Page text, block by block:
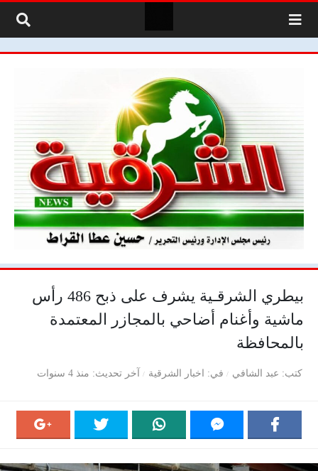
بيطري الشرقـية يشرف على ذبح 486 رأس
ماشية وأغنام أضاحي بالمجازر المعتمدة
بالمحافظة
كتب عبد الشافي في اخبار الشرقية آخر تحديث منذ 4 سنوات